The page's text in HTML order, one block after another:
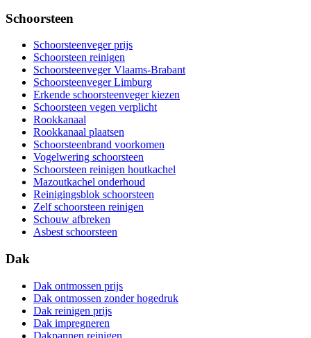
Schoorsteen
Schoorsteenveger prijs
Schoorsteen reinigen
Schoorsteenveger Vlaams-Brabant
Schoorsteenveger Limburg
Erkende schoorsteenveger kiezen
Schoorsteen vegen verplicht
Rookkanaal
Rookkanaal plaatsen
Schoorsteenbrand voorkomen
Vogelwering schoorsteen
Schoorsteen reinigen houtkachel
Mazoutkachel onderhoud
Reinigingsblok schoorsteen
Zelf schoorsteen reinigen
Schouw afbreken
Asbest schoorsteen
Dak
Dak ontmossen prijs
Dak ontmossen zonder hogedruk
Dak reinigen prijs
Dak impregneren
Dakpannen reinigen